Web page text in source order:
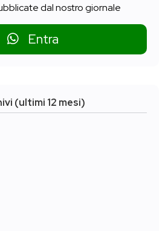
dal nostro giornale
Entra
(ultimi 12 mesi)